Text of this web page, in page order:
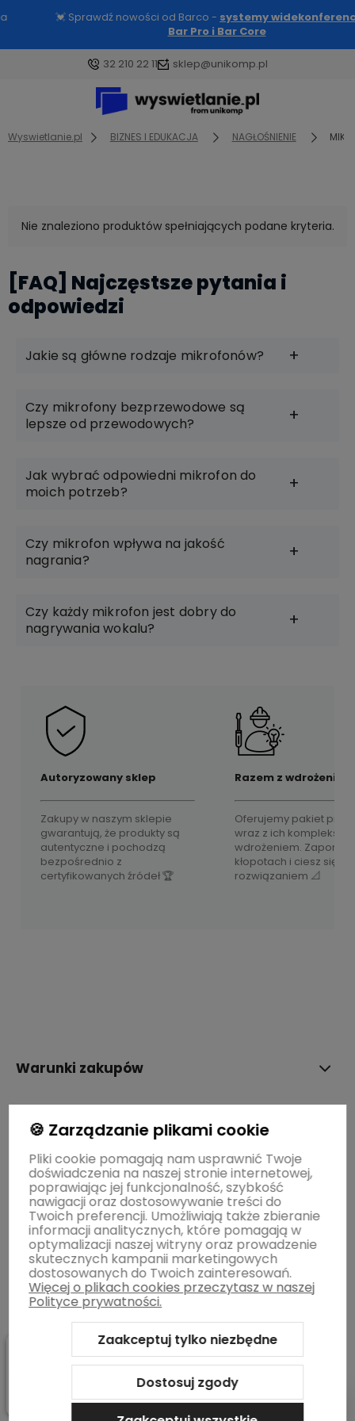
💓 Sprawdź nowości od Barco - systemy widekonferencyjne
Bar Pro i Bar Core
32 210 22 11 sklep@unikomp.pl
Wyswietlanie.pl BIZNES I EDUKACJA NAGŁOŚNIENIE
Nie znaleziono produktów spełniających podane kryteria.
[FAQ] Najczęstsze pytania i
odpowiedzi
Jakie są główne rodzaje mikrofonów?
Czy mikrofony bezprzewodowe są
lepsze od przewodowych?
Jak wybrać odpowiedni mikrofon do
moich potrzeb?
Czy mikrofon wpływa na jakość
nagrania?
Czy każdy mikrofon jest dobry do
nagrywania wokalu?
Autoryzowany sklep
Zakupy w naszym sklepie
gwarantują, że produkty są
autentyczne i pochodzą
bezpośrednio z
certyfikowanych źródeł 🏆
Razem z wdrożeniem
Oferujemy pakiet
wraz z ich
wdrożeniem.
kłopotach i ciesz się
rozwiązaniem 📐
Warunki zakupów
STREFY MAREK
BLOG
Informacje o sklepie
Sklep internetowy Shoper.pl Szablon Shoper Modern 3.0™
GrowCommerce
🍪 Zarządzanie plikami cookie
Pliki cookie pomagają nam usprawnić Twoje
doświadczenia na naszej stronie internetowej,
poprawiając jej funkcjonalność, szybkość
nawigacji oraz dostosowywanie treści do
Twoich preferencji. Umożliwiają także zbieranie
informacji analitycznych, które pomagają w
optymalizacji naszej witryny oraz prowadzenie
skutecznych kampanii marketingowych
dostosowanych do Twoich zainteresowań.
Więcej o plikach cookies przeczytasz w naszej
Polityce prywatności.
Zaakceptuj tylko niezbędne
Dostosuj zgody